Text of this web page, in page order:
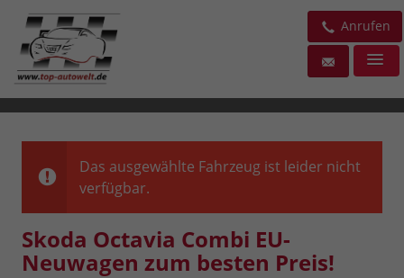
Anrufen
Das ausgewählte Fahrzeug ist leider nicht
verfügbar.
Skoda Octavia Combi EU-
Neuwagen zum besten Preis!